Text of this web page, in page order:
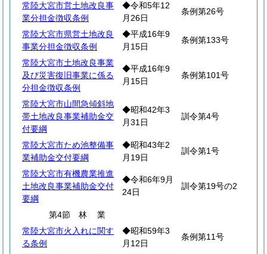
常陸大宮市営土地改良事
業分担金徴収条例
◆令和5年12
月26日
条例第26号
常陸大宮市県営土地改良
事業分担金徴収条例
◆平成16年9
月15日
条例第133号
常陸大宮市土地改良事業
及び災害復旧事業に係る
分担金徴収条例
◆平成16年9
月15日
条例第101号
常陸大宮市山間急傾斜地
帯土地改良事業補助金交
付要綱
◆昭和42年3
月31日
訓令第4号
常陸大宮市ため池整備事
業補助金交付要綱
◆昭和43年2
月19日
訓令第1号
常陸大宮市有機農業推進
土地改良事業補助金交付
要綱
◆令和6年9月
24日
訓令第19号の2
第4節 林業
常陸大宮市火入れに関す
る条例
◆昭和59年3
月12日
条例第11号